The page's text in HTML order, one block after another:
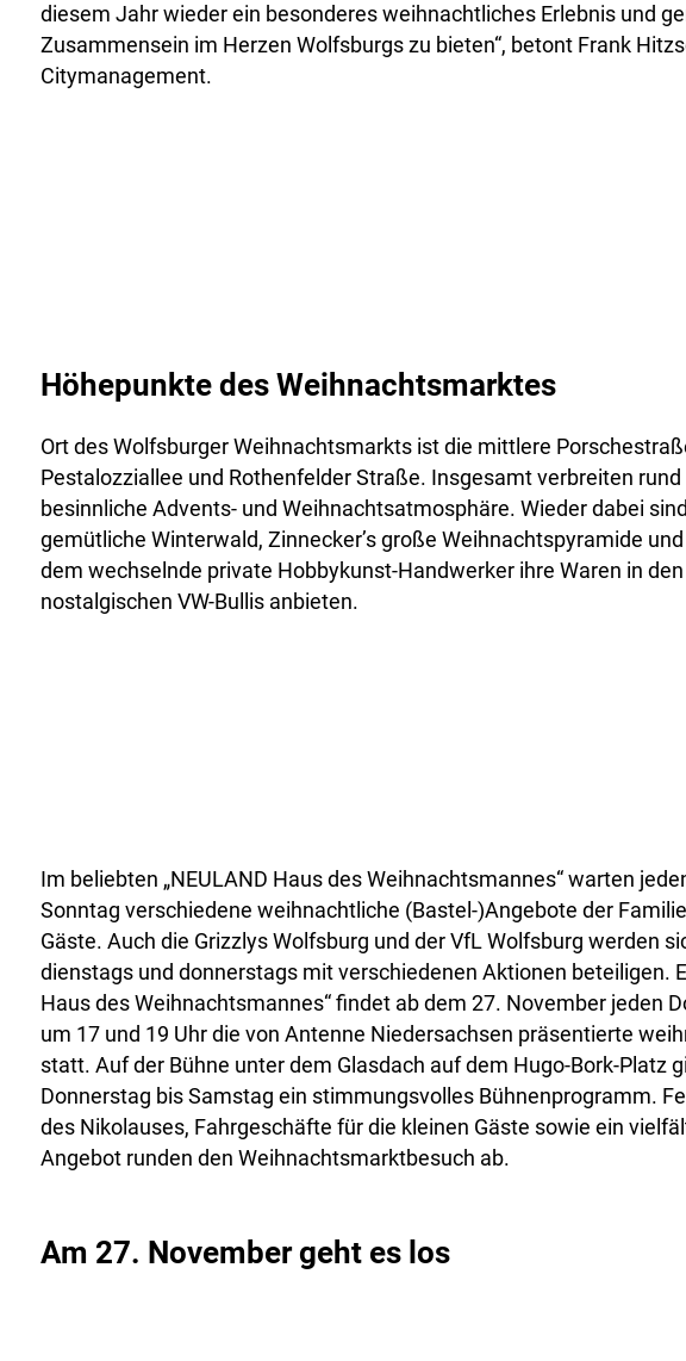
diesem Jahr wieder ein besonderes weihnachtliches Erlebnis und
Zusammensein im Herzen Wolfsburgs zu bieten“, betont Frank
Citymanagement.
Höhepunkte des Weihnachtsmarktes
Ort des Wolfsburger Weihnachtsmarkts ist die mittlere
Pestalozziallee und Rothenfelder Straße. Insgesamt verbreiten rund
besinnliche Advents- und Weihnachtsatmosphäre. Wieder dabei
gemütliche Winterwald, Zinnecker’s große Weihnachtspyramide
dem wechselnde private Hobbykunst-Handwerker ihre Waren in
nostalgischen VW-Bullis anbieten.
Im beliebten „NEULAND Haus des Weihnachtsmannes“ warten
Sonntag verschiedene weihnachtliche (Bastel-)Angebote der
Gäste. Auch die Grizzlys Wolfsburg und der VfL Wolfsburg werden
dienstags und donnerstags mit verschiedenen Aktionen beteiligen.
Haus des Weihnachtsmannes“ findet ab dem 27. November jeden
um 17 und 19 Uhr die von Antenne Niedersachsen präsentierte
statt. Auf der Bühne unter dem Glasdach auf dem Hugo-Bork-Platz
Donnerstag bis Samstag ein stimmungsvolles Bühnenprogramm.
des Nikolauses, Fahrgeschäfte für die kleinen Gäste sowie ein
Angebot runden den Weihnachtsmarktbesuch ab.
Am 27. November geht es los